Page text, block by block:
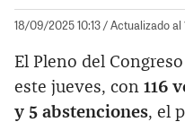
18/09/2025 10:13/ Actualizado al
El Pleno del
este jueves, con 116
y 5 abstenciones, el